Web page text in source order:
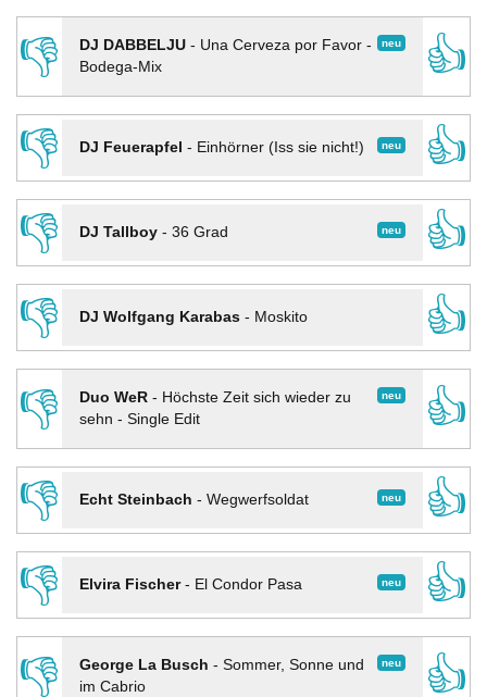
👎
neu
DJ DABBELJU- Una Cerveza por Favor -
Bodega-Mix
👍
👎
neu
DJ Feuerapfel - Einhörner (Iss sie nicht!)
👍
👎
neu
DJ Tallboy- 36 Grad
👍
👎
DJ Wolfgang Karabas- Moskito
👍
👎
neu
Duo WeR- Höchste Zeit sich wieder zu
sehn - Single Edit
👍
👎
neu
Echt Steinbach - Wegwerfsoldat
👍
👎
neu
Elvira Fischer- El Condor Pasa
👍
👎
neu
George La Busch - Sommer, Sonne und
im Cabrio
👍